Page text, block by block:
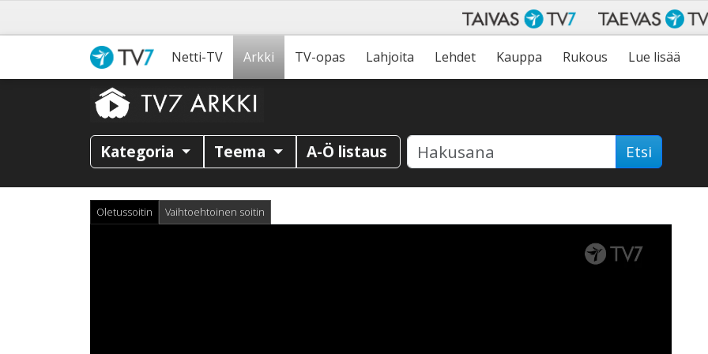
Netti-TV Arkki TV-opas Lahjoita Lehdet Kauppa Rukous Lue lisää
Kategoria Teema A-Ö listaus Etsi
Oletussoitin Vaihtoehtoinen soitin